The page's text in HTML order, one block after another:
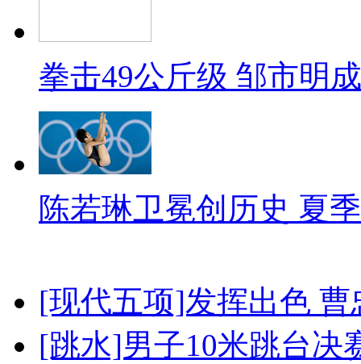
拳击49公斤级 邹市明
陈若琳卫冕创历史 夏
[现代五项]发挥出色
[跳水]男子10米跳台决